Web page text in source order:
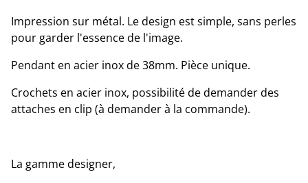
Impression sur métal. Le design est simple, sans perles
pour garder l'essence de l'image.
Pendant en acier inox de 38mm. Pièce unique.
Crochets en acier inox, possibilité de demander des
attaches en clip (à demander à la commande).
La gamme designer,